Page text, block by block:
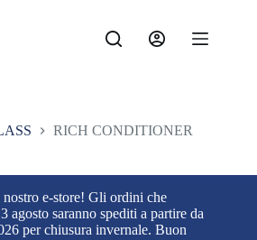
RICH CONDITIONER
e-store! Gli ordini che
agosto saranno spediti a partire da
per chiusura invernale. Buon